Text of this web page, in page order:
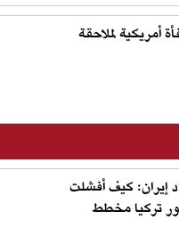
أمريكية لملاحقة
إيران: كيف أفشلت
تركيا مخطط